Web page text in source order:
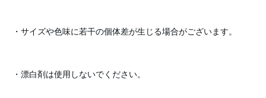
・サイズや色味に若干の個体差が生じる場合がございます。
・漂白剤は使用しないでください。